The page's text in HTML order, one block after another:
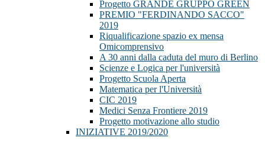
Progetto GRANDE GRUPPO GREEN
PREMIO "FERDINANDO SACCO"
2019
Riqualificazione spazio ex mensa
Omicomprensivo
A 30 anni dalla caduta del muro di Berlino
Scienze e Logica per l'università
Progetto Scuola Aperta
Matematica per l'Università
CIC 2019
Medici Senza Frontiere 2019
Progetto motivazione allo studio
INIZIATIVE 2019/2020